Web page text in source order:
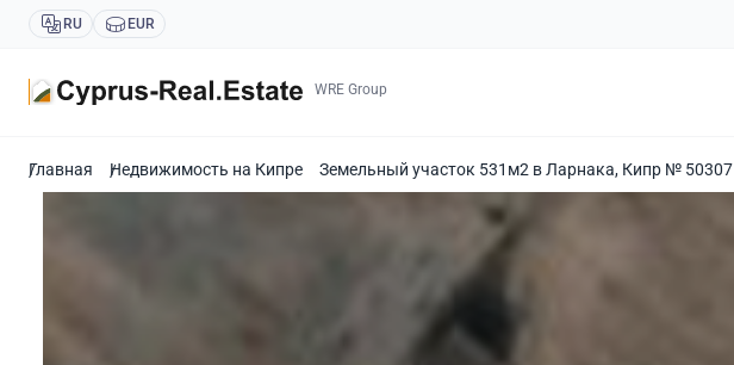
RU EUR
WRE Group
Главная Недвижимость на Кипре Земельный участок 531м2 в Ларнака, Кипр № 50307